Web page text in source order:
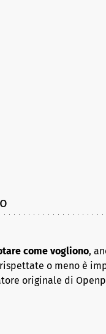
come vogliono,
o meno è
originale di